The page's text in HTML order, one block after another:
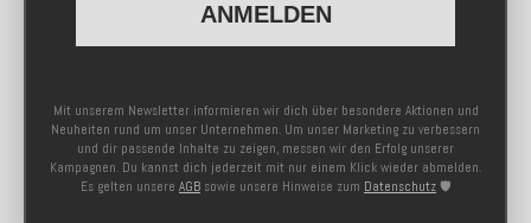
ANMELDEN
Mit unserem Newsletter informieren wir dich über besondere Aktionen und
Neuheiten rund um unser Unternehmen. Um unser Marketing zu verbessern
und dir passende Inhalte zu zeigen, messen wir den Erfolg unserer
Kampagnen. Du kannst dich jederzeit mit nur einem Klick wieder abmelden.
Es gelten unsere AGB sowie unsere Hinweise zum Datenschutz 🛡️